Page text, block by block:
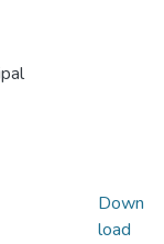
Down
load